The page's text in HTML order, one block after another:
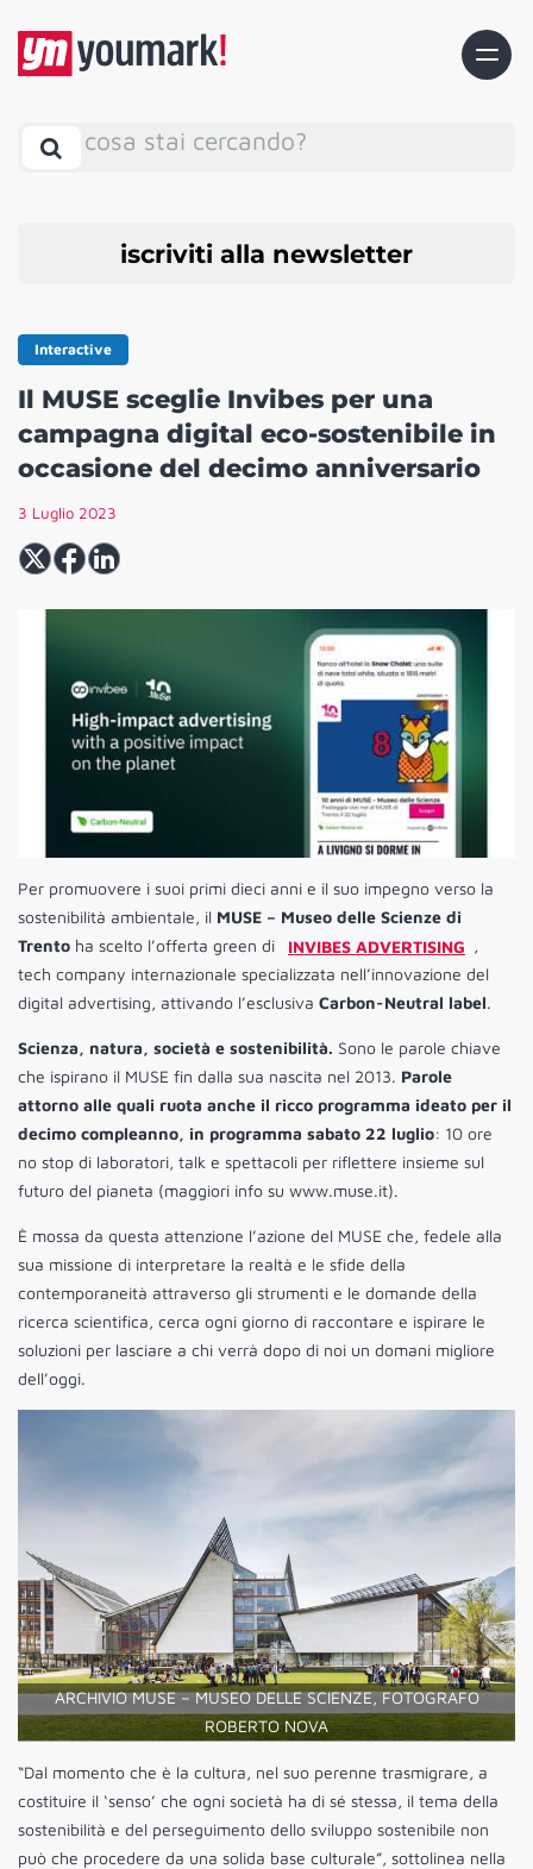
cosa stai cercando?
iscriviti alla newsletter
Interactive
Il MUSE sceglie Invibes per una
campagna digital eco-sostenibile in
occasione del decimo anniversario
3 Luglio 2023
Per promuovere i suoi primi dieci anni e il suo impegno verso la
sostenibilità ambientale, il MUSE – Museo delle Scienze di
Trento ha scelto l’offerta green di INVIBES ADVERTISING ,
tech company internazionale specializzata nell’innovazione del
digital advertising, attivando l’esclusiva Carbon-Neutral label.
Scienza, natura, società e sostenibilità. Sono le parole chiave
che ispirano il MUSE fin dalla sua nascita nel 2013. Parole
attorno alle quali ruota anche il ricco programma ideato per il
decimo compleanno, in programma sabato 22 luglio: 10 ore
no stop di laboratori, talk e spettacoli per riflettere insieme sul
futuro del pianeta (maggiori info su www.muse.it).
È mossa da questa attenzione l’azione del MUSE che, fedele alla
sua missione di interpretare la realtà e le sfide della
contemporaneità attraverso gli strumenti e le domande della
ricerca scientifica, cerca ogni giorno di raccontare e ispirare le
soluzioni per lasciare a chi verrà dopo di noi un domani migliore
dell’oggi.
ARCHIVIO MUSE – MUSEO DELLE SCIENZE, FOTOGRAFO
ROBERTO NOVA
“Dal momento che è la cultura, nel suo perenne trasmigrare, a
costituire il ‘senso’ che ogni società ha di sé stessa, il tema della
sostenibilità e del perseguimento dello sviluppo sostenibile non
può che procedere da una solida base culturale”, sottolinea nella